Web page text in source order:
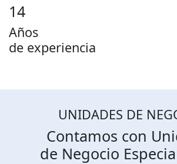
14
Años
de experiencia
UNIDADES DE
Contamos con
de Negocio